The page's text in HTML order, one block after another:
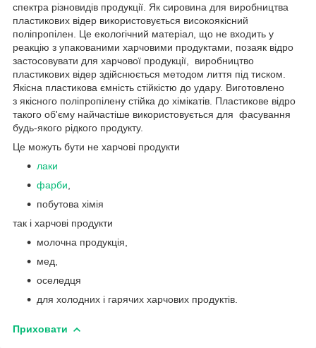
спектра різновидів продукції. Як сировина для виробництва
пластикових відер використовується високоякісний
поліпропілен. Це екологічний матеріал, що не входить у
реакцію з упакованими харчовими продуктами, позаяк відро
застосовувати для харчової продукції, виробництво
пластикових відер здійснюється методом лиття під тиском.
Якісна пластикова ємність стійкістю до удару. Виготовлено
з якісного поліпропілену стійка до хімікатів. Пластикове відро
такого об'єму найчастіше використовується для фасування
будь-якого рідкого продукту.
Це можуть бути не харчові продукти
лаки
фарби
побутова хімія
так і харчові продукти
молочна продукція,
мед,
оселедця
для холодних і гарячих харчових продуктів.
Приховати